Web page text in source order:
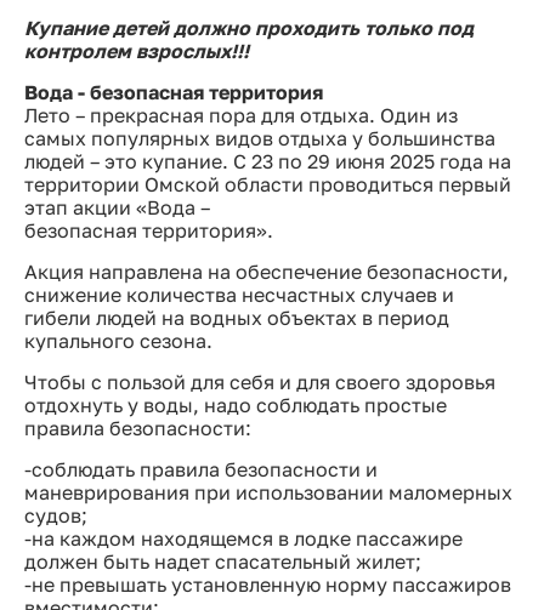
Купание детей должно проходить только под
контролем взрослых!!!
Вода - безопасная территория
Лето – прекрасная пора для отдыха. Один из
самых популярных видов отдыха у большинства
людей – это купание. С 23 по 29 июня 2025 года на
территории Омской области проводиться первый
этап акции «Вода –
безопасная территория».
Акция направлена на обеспечение безопасности,
снижение количества несчастных случаев и
гибели людей на водных объектах в период
купального сезона.
Чтобы с пользой для себя и для своего здоровья
отдохнуть у воды, надо соблюдать простые
правила безопасности:
-соблюдать правила безопасности и
маневрирования при использовании маломерных
судов;
-на каждом находящемся в лодке пассажире
должен быть надет спасательный жилет;
-не превышать установленную норму пассажиров